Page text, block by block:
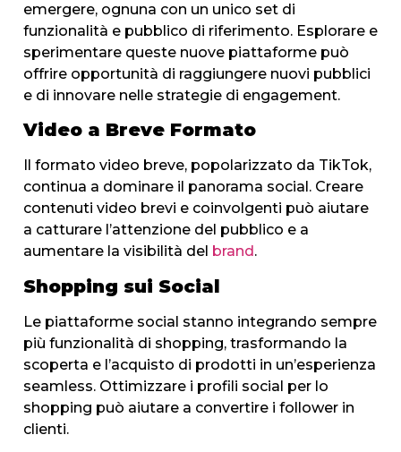
emergere, ognuna con un unico set di
funzionalità e pubblico di riferimento. Esplorare e
sperimentare queste nuove piattaforme può
offrire opportunità di raggiungere nuovi pubblici
e di innovare nelle strategie di engagement.
Video a Breve Formato
Il formato video breve, popolarizzato da TikTok,
continua a dominare il panorama social. Creare
contenuti video brevi e coinvolgenti può aiutare
a catturare l’attenzione del pubblico e a
aumentare la visibilità del brand .
Shopping sui Social
Le piattaforme social stanno integrando sempre
più funzionalità di shopping, trasformando la
scoperta e l’acquisto di prodotti in un’esperienza
seamless. Ottimizzare i profili social per lo
shopping può aiutare a convertire i follower in
clienti.